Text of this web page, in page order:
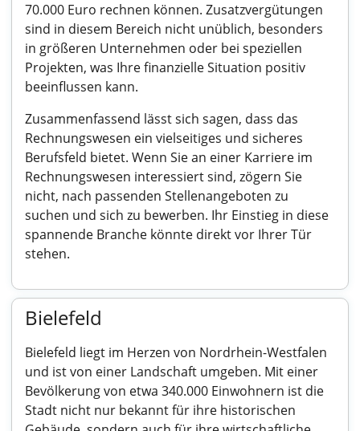
70.000 Euro rechnen können. Zusatzvergütungen
sind in diesem Bereich nicht unüblich, besonders
in größeren Unternehmen oder bei speziellen
Projekten, was Ihre finanzielle Situation positiv
beeinflussen kann.
Zusammenfassend lässt sich sagen, dass das
Rechnungswesen ein vielseitiges und sicheres
Berufsfeld bietet. Wenn Sie an einer Karriere im
Rechnungswesen interessiert sind, zögern Sie
nicht, nach passenden Stellenangeboten zu
suchen und sich zu bewerben. Ihr Einstieg in diese
spannende Branche könnte direkt vor Ihrer Tür
stehen.
Bielefeld
Bielefeld liegt im Herzen von Nordrhein-Westfalen
und ist von einer Landschaft umgeben. Mit einer
Bevölkerung von etwa 340.000 Einwohnern ist die
Stadt nicht nur bekannt für ihre historischen